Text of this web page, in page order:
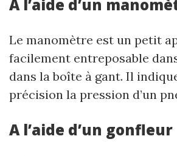
A l’aide d’un
Le manomètre est un petit
facilement entreposable
dans la boîte à gant. Il
précision la pression d’un
A l’aide d’un gonfleur